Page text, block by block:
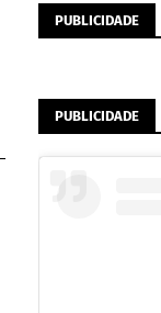
PUBLICIDADE
PUBLICIDADE